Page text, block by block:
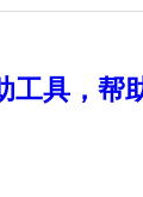
工具，帮